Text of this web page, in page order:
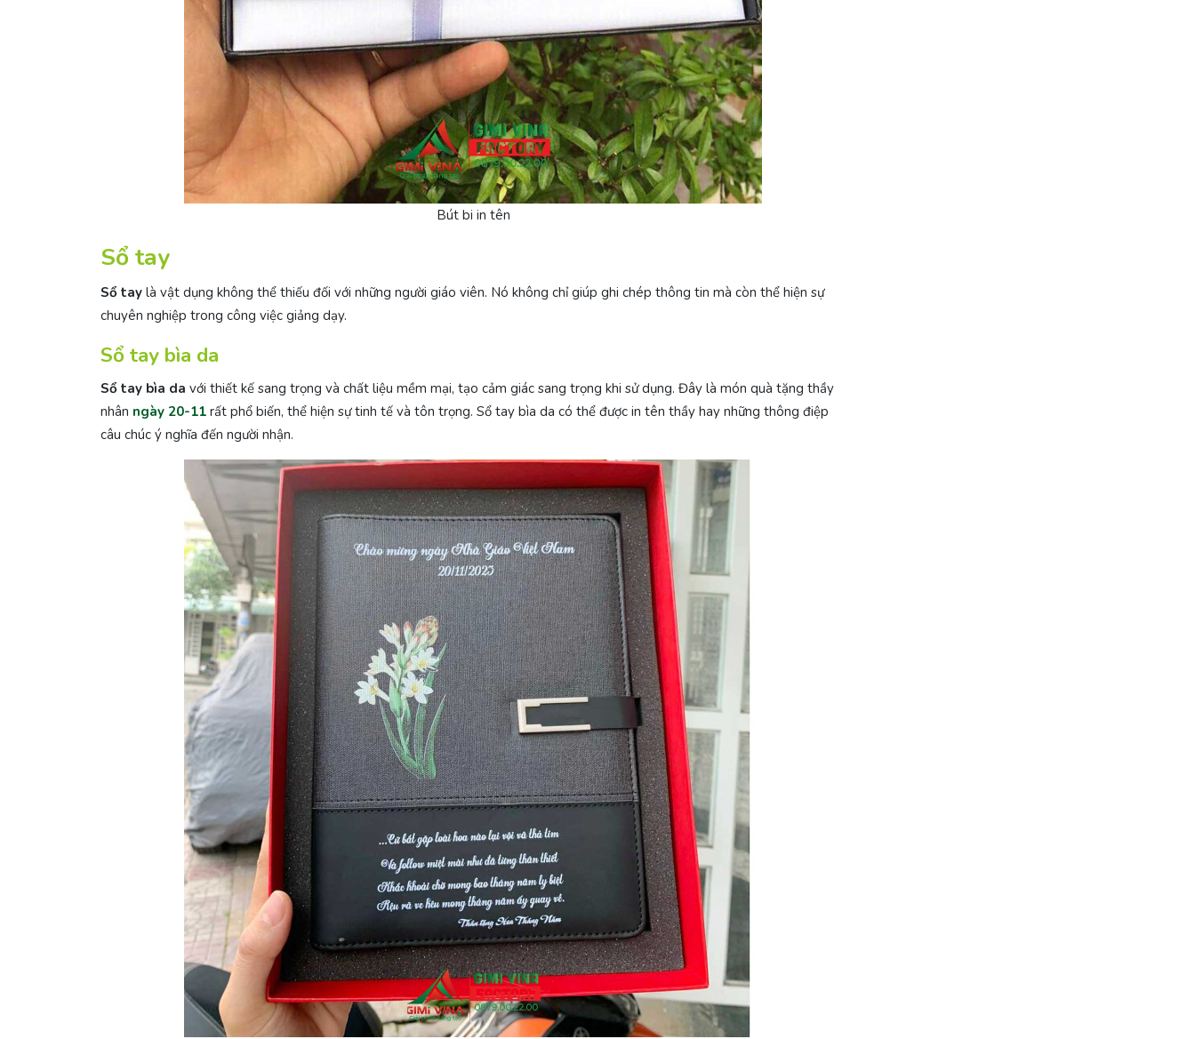
Bút bi in tên
Sổ tay
Sổ taylà vật dụng không thể thiếu đối với những người giáo viên. Nó không chỉ giúp ghi chép thông tin mà còn thể hiện sự
chuyên nghiệp trong công việc giảng dạy.
Sổ tay bìa da
Sổ tay bìa da với thiết kế sang trọng và chất liệu mềm mại, tạo cảm giác sang trọng khi sử dụng. Đây là món quà tặng thầy
nhân ngày 20-11 rất phổ biến, thể hiện sự tinh tế và tôn trọng. Sổ tay bìa da có thể được in tên thầy hay những thông điệp
câu chúc ý nghĩa đến người nhận.